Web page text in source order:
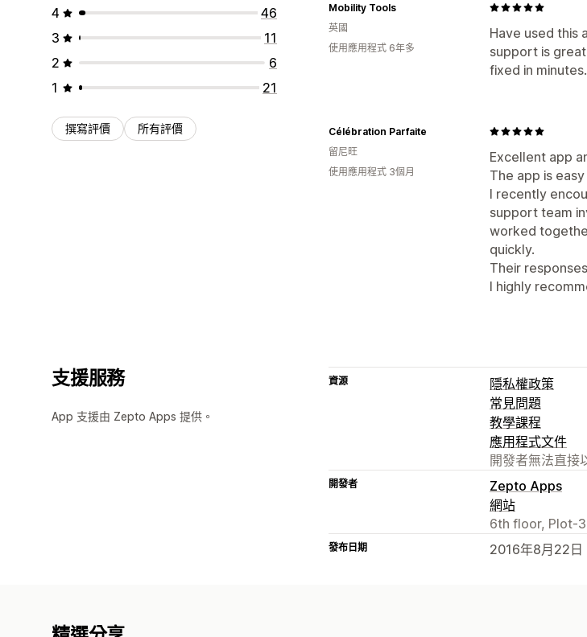
4
46
3
11
2
6
1
21
撰寫評價 所有評價
Have used this
support is
fixed in
Mobility Tools
英國
使用應用程式 6年多
Excellent app
The app is
I recently
support team
worked
quickly.
Their
I highly
Célébration Parfaite
留尼旺
使用應用程式 3個月
支援服務
App 支援由 Zepto Apps 提供。
資源
隱私權政策
常見問題
教學課程
應用程式文件
開發者無法直接
開發者
Zepto Apps
網站
6th floor, Plot-
發布日期 2016年8月22日